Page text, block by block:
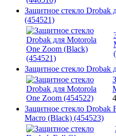
Защитное стекло Drobak
(454521)
Защитное стекло Drobak
Защитное стекло Drobak
Macro (Black) (454523)